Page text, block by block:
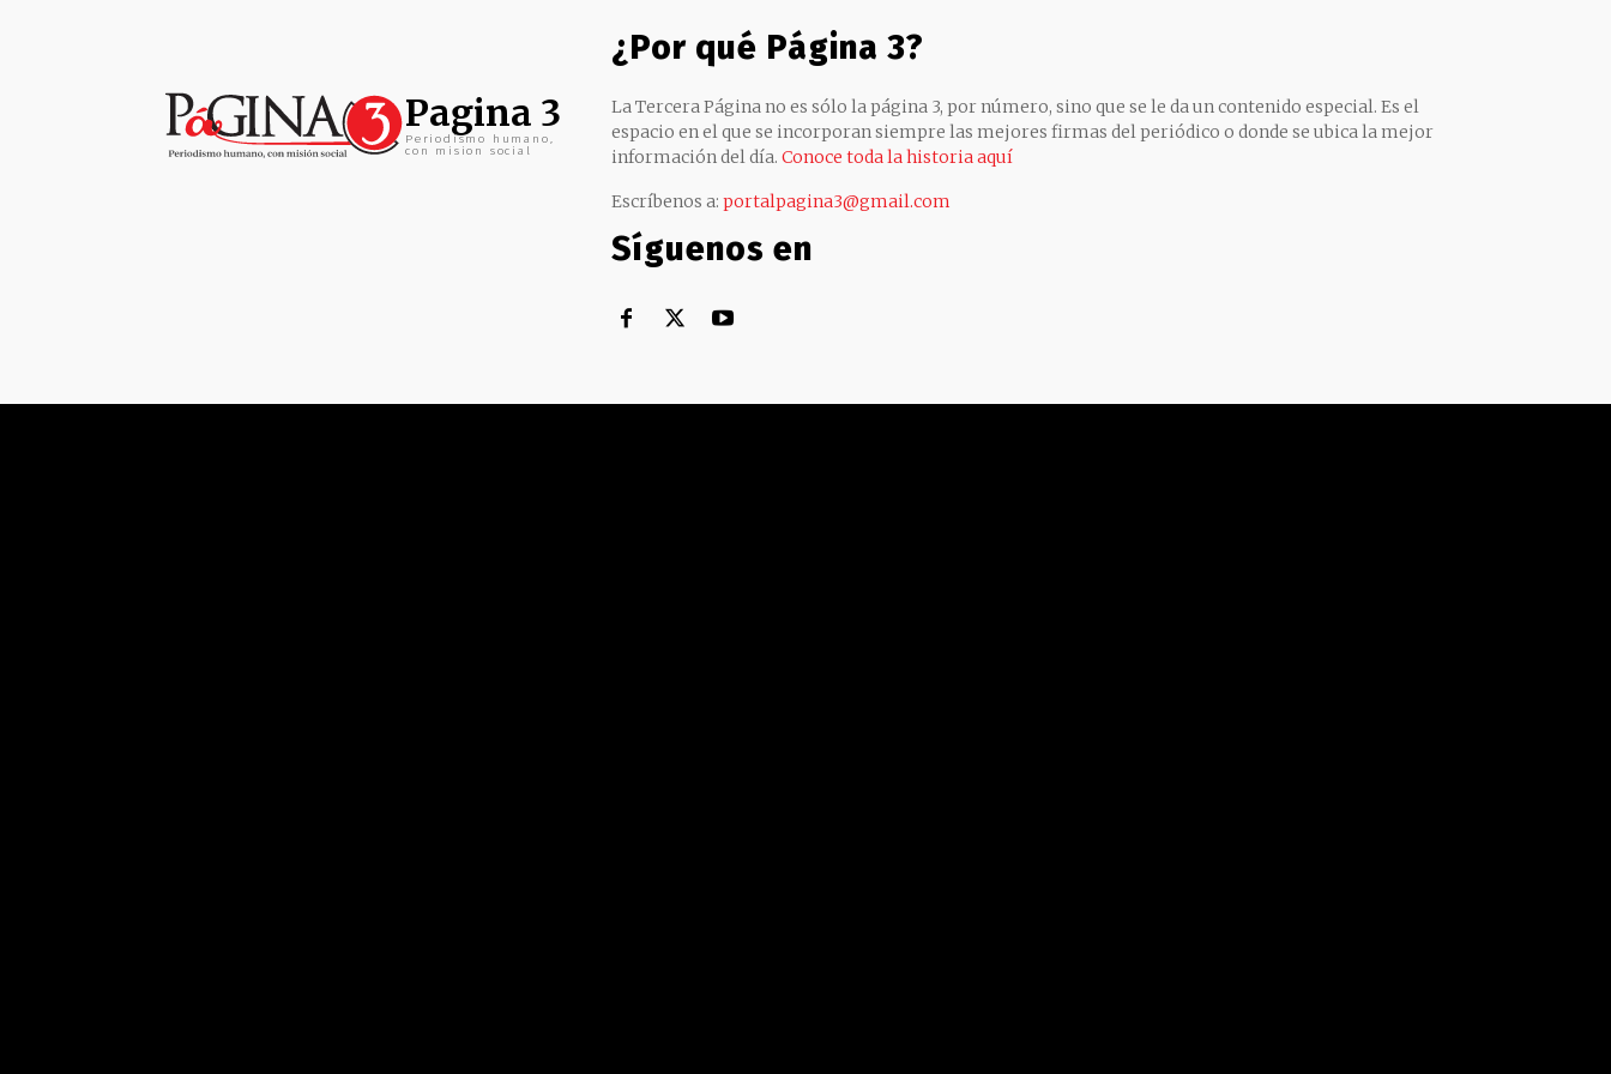
Pagina 3
Periodismo humano,
con mision social
¿Por qué Página 3?
La Tercera Página no es sólo la página 3, por número, sino que se le da un contenido especial. Es el
espacio en el que se incorporan siempre las mejores firmas del periódico o donde se ubica la mejor
información del día. Conoce toda la historia aquí
Escríbenos a: portalpagina3@gmail.com
Síguenos en